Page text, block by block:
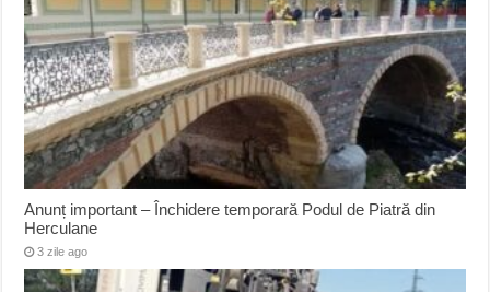
Anunț important – Închidere temporară Podul de Piatră din
Herculane
3 zile ago